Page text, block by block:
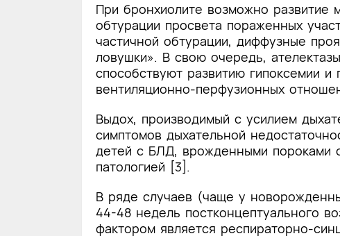
При бронхиолите возможно развитие
обтурации просвета пораженных
частичной обтурации, диффузные
ловушки». В свою очередь,
способствуют развитию гипоксемии
вентиляционно-перфузионных
Выдох, производимый с усилием
симптомов дыхательной
детей с БЛД, врожденными
патологией [3].
В ряде случаев (чаще у
44-48 недель постконцептуального
фактором является респираторно-